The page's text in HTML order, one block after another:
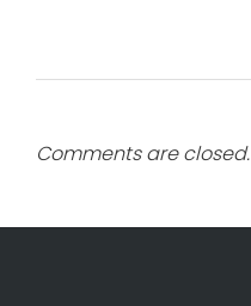
Comments are closed.